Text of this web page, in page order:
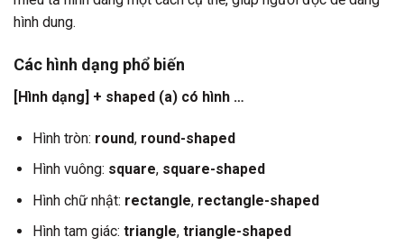
hình dung.
Các hình dạng phổ biến
[Hình dạng] + shaped (a) có hình …
Hình tròn: round, round-shaped
Hình vuông: square, square-shaped
Hình chữ nhật: rectangle, rectangle-shaped
Hình tam giác: triangle, triangle-shaped